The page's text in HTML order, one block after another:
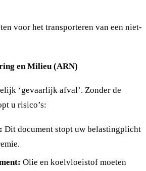
voor het transporteren van een niet-
en Milieu (ARN)
‘gevaarlijk afval’. Zonder de
u risico’s:
Dit document stopt uw belastingplicht
Olie en koelvloeistof moeten